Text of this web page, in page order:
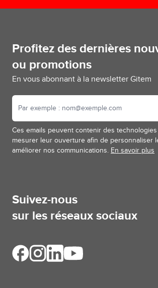
Profitez des dernières
ou promotions
En vous abonnant à la newsletter Gitem
Ces emails peuvent contenir des
mesurer leur ouverture afin de personnaliser
améliorer nos communications. En savoir plus
Suivez-nous
sur les réseaux sociaux